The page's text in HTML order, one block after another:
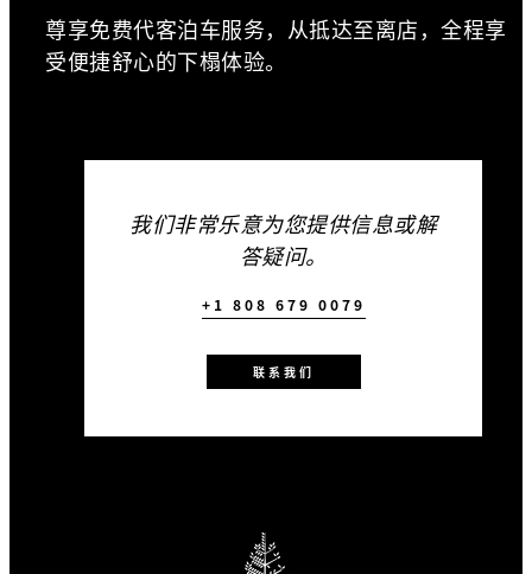
尊享免费代客泊车服务，从抵达至离店，全程享
受便捷舒心的下榻体验。
我们非常乐意为您提供信息或解
答疑问。
+1 808 679 0079
联系我们